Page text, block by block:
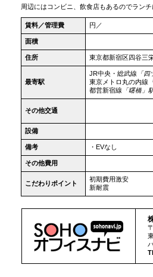
周辺にはコンビニ、飲食店もあるのでランチ
賃料／管理費 円／
面積
住所 東京都新宿区 四谷三
最寄駅
JR中央・総武線 「
東京メトロ丸の内線
都営新宿線 「曙橋」
その他交通
設備
備考 ・EVなし
その他費用
こだわりポイント
初期費用激安
新耐震